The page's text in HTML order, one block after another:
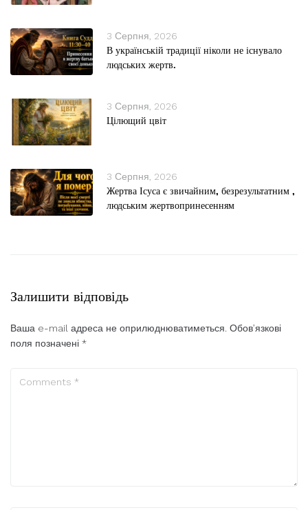
3 Серпня, 2026
В українській традиції ніколи не існувало
людських жертв.
3 Серпня, 2026
Цілющий цвіт
3 Серпня, 2026
Жертва Ісуса є звичайним, безрезультатним ,
людським жертвопринесенням
Залишити відповідь
Ваша e-mail адреса не оприлюднюватиметься. Обов’язкові
поля позначені *